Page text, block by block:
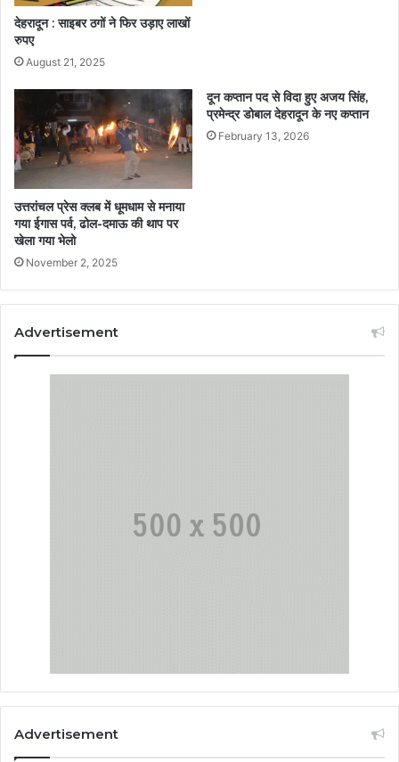
देहरादून : साइबर ठगों ने फिर उड़ाए लाखों
रुपए
August 21, 2025
उत्तरांचल प्रेस क्लब में धूमधाम से मनाया
गया ईगास पर्व, ढोल-दमाऊ की थाप पर
खेला गया भेलो
November 2, 2025
दून कप्तान पद से विदा हुए अजय सिंह,
प्रमेन्द्र डोबाल देहरादून के नए कप्तान
February 13, 2026
Advertisement
Advertisement